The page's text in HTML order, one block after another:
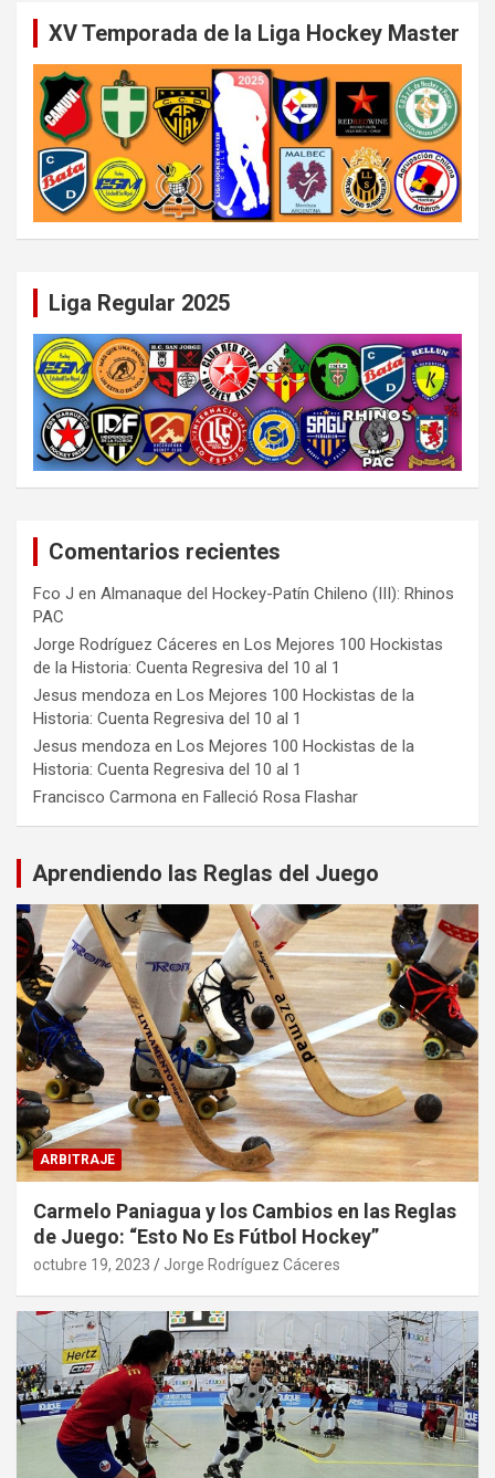
XV Temporada de la Liga Hockey Master
Liga Regular 2025
Comentarios recientes
Fco J en Almanaque del Hockey-Patín Chileno (III): Rhinos
PAC
Jorge Rodríguez Cáceres en Los Mejores 100 Hockistas
de la Historia: Cuenta Regresiva del 10 al 1
Jesus mendoza en Los Mejores 100 Hockistas de la
Historia: Cuenta Regresiva del 10 al 1
Jesus mendoza en Los Mejores 100 Hockistas de la
Historia: Cuenta Regresiva del 10 al 1
Francisco Carmona en Falleció Rosa Flashar
Aprendiendo las Reglas del Juego
ARBITRAJE
Carmelo Paniagua y los Cambios en las Reglas
de Juego: “Esto No Es Fútbol Hockey”
octubre 19, 2023 Jorge Rodríguez Cáceres